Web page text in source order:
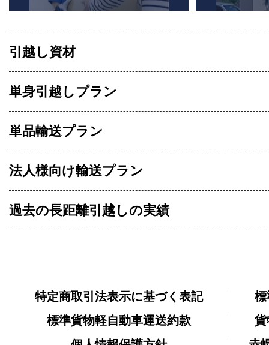
引越し資材
単身引越しプラン
単品輸送プラン
法人様向け輸送プラン
過去の長距離引越しの実績
特定商取引法表示に基づく表記
標
標準貨物軽自動車運送約款
貨